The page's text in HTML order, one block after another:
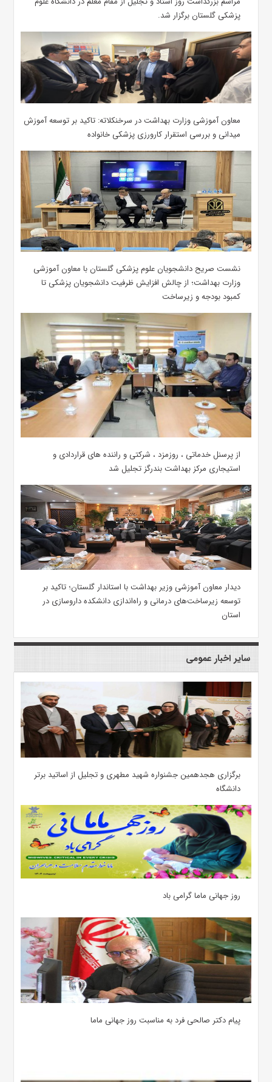
پزشکی گلستان برگزار شد.‌
معاون آموزشی وزارت بهداشت در سرخنکلاته: تاکید بر توسعه آموزش
میدانی و بررسی استقرار کارورزی پزشکی ‌خانواده
نشست صریح دانشجویان علوم پزشکی گلستان با معاون آموزشی
وزارت بهداشت؛ از چالش افزایش ظرفیت دانشجویان ‌پزشکی تا
کمبود بودجه و زیرساخت
از پرسنل خدماتی ، روزمزد ، شرکتی و راننده های قراردادی و
استیجاری مرکز بهداشت بندرگز تجلیل شد
دیدار معاون آموزشی وزیر بهداشت با استاندار گلستان؛ تاکید بر
توسعه زیرساخت‌های درمانی و راه‌اندازی دانشکده داروسازی در
استان
سایر اخبار عمومی
برگزاری هجدهمین جشنواره شهید مطهری و تجلیل از اساتید برتر
دانشگاه
روز جهانی ماما گرامی باد
پیام دکتر صالحی فرد به مناسبت روز جهانی ماما